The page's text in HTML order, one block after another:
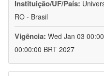
Instituição/UF/País:
RO - Brasil
Vigência: Wed Jan 03
00:00:00 BRT 2027